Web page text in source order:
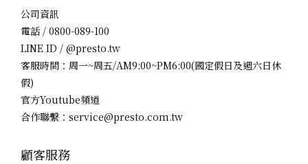
公司資訊
電話 / 0800-089-100
LINE ID / @presto.tw
客服時間：周一~周五/AM9:00~PM6:00(國定假日及週六日休
假)
官方Youtube頻道
合作聯繫：service@presto.com.tw
顧客服務